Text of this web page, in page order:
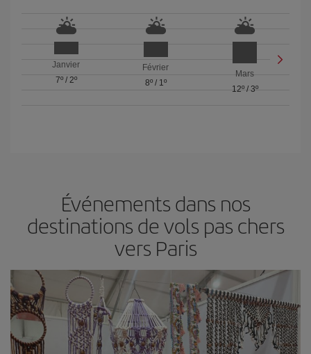
Janvier
7º/ 2º
Février
8º/ 1º
Mars
12º/ 3º
Événements dans nos
destinations de vols pas chers
vers Paris